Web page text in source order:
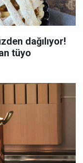
dağılıyor!
tüyo